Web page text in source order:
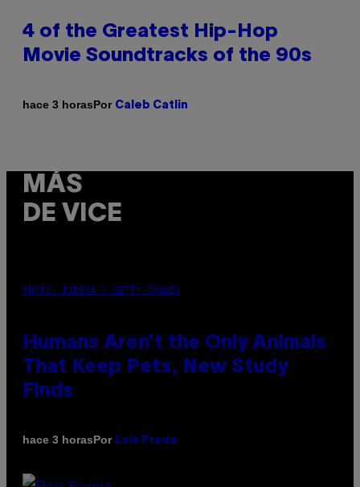
4 of the Greatest Hip-Hop
Movie Soundtracks of the 90s
hace 3 horasPor Caleb Catlin
MÁS
DE VICE
PHOTO: IJDEMA / GETTY IMAGES
Humans Aren’t the Only Animals
That Keep Pets, New Study
Finds
hace 3 horasPor Luis Prada